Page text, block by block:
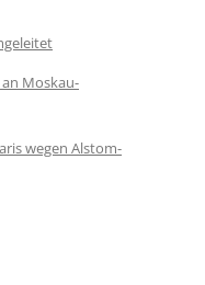
Moskau-
wegen Alstom-